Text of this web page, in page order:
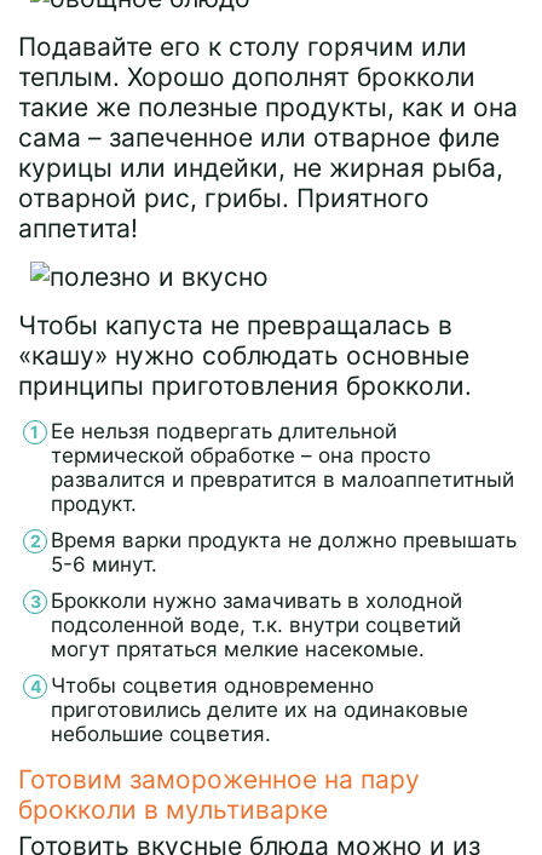
Подавайте его к столу горячим или
теплым. Хорошо дополнят брокколи
такие же полезные продукты, как и она
сама – запеченное или отварное филе
курицы или индейки, не жирная рыба,
отварной рис, грибы. Приятного
аппетита!
Чтобы капуста не превращалась в
«кашу» нужно соблюдать основные
принципы приготовления брокколи.
Ее нельзя подвергать длительной
термической обработке – она просто
развалится и превратится в малоаппетитный
продукт.
Время варки продукта не должно превышать
5-6 минут.
Брокколи нужно замачивать в холодной
подсоленной воде, т.к. внутри соцветий
могут прятаться мелкие насекомые.
Чтобы соцветия одновременно
приготовились делите их на одинаковые
небольшие соцветия.
Готовим замороженное на пару
брокколи в мультиварке
Готовить вкусные блюда можно и из